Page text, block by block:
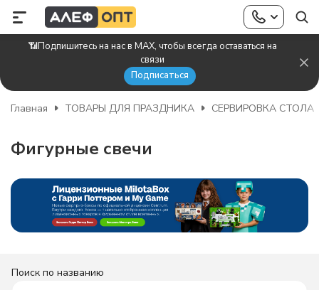
📶Подпишитесь на нас в MAX, чтобы всегда оставаться на
связи
Подписаться
Главная ТОВАРЫ ДЛЯ ПРАЗДНИКА СЕРВИРОВКА СТОЛА
Фигурные свечи
Поиск по названию